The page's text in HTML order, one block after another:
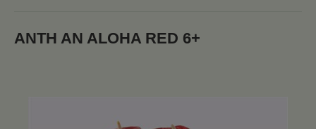
ANTH AN ALOHA RED 6+